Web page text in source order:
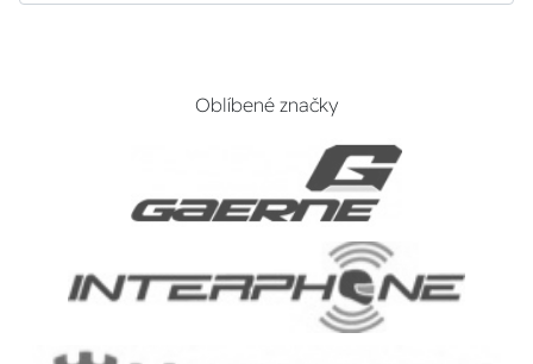
Oblíbené značky